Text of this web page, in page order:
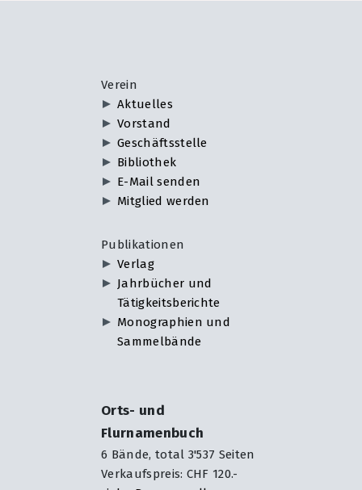
Verein
Aktuelles
Vorstand
Geschäftsstelle
Bibliothek
E-Mail senden
Mitglied werden
Publikationen
Verlag
Jahrbücher und
Tätigkeitsberichte
Monographien und
Sammelbände
Orts- und
Flurnamenbuch
6 Bände, total 3'537 Seiten
Verkaufspreis: CHF 120.-